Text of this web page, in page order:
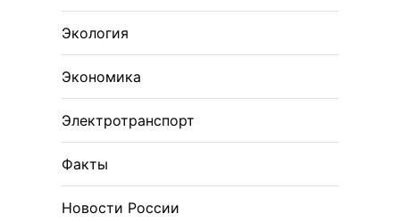
Экология
Экономика
Электротранспорт
Факты
Новости России